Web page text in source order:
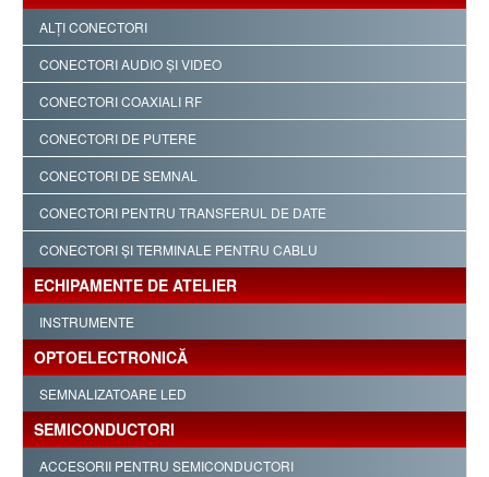
ALŢI CONECTORI
CONECTORI AUDIO ŞI VIDEO
CONECTORI COAXIALI RF
CONECTORI DE PUTERE
CONECTORI DE SEMNAL
CONECTORI PENTRU TRANSFERUL DE DATE
CONECTORI ŞI TERMINALE PENTRU CABLU
ECHIPAMENTE DE ATELIER
INSTRUMENTE
OPTOELECTRONICĂ
SEMNALIZATOARE LED
SEMICONDUCTORI
ACCESORII PENTRU SEMICONDUCTORI